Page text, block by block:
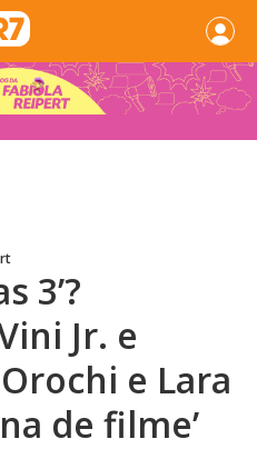
3’?
Jr. e
e Lara
de filme’